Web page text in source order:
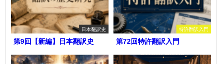
日本翻訳史
第9回【新編】日本翻訳史
特許翻訳入門
第72回特許翻訳入門